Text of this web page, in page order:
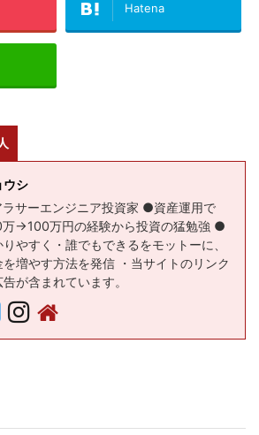
Hatena
ウシ
サーエンジニア投資家 ●資産運用で
→100万円の経験から投資の猛勉強 ●
りやすく・誰でもできるをモットーに、
を増やす方法を発信 ・当サイトのリンク
告が含まれています。